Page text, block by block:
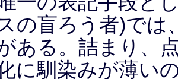
の盲ろう者)では
ある。詰まり、
に馴染みが薄い